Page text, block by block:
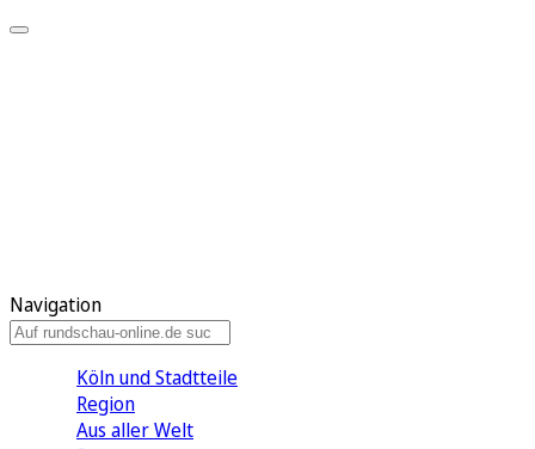
Navigation
Köln und Stadtteile
Region
Aus aller Welt